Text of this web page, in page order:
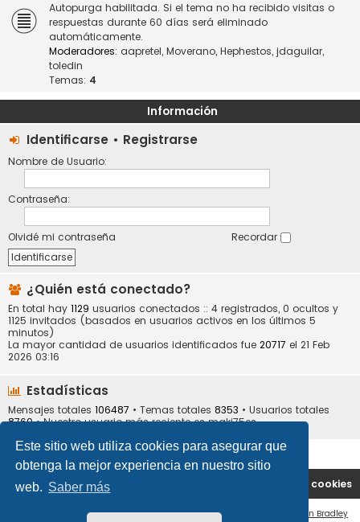
Este sitio web utiliza cookies para asegurar que
obtenga la mejor experiencia en nuestro sitio
web. Saber más
Autopurga habilitada. Si el tema no ha recibido visitas o
respuestas durante 60 días será eliminado
automáticamente.
Moderadores: aapretel, Moverano, Hephestos, jdaguilar,
toledin
Temas: 4
Información
Identificarse • Registrarse
Nombre de Usuario:
Contraseña:
Olvidé mi contraseña Recordar
¿Quién está conectado?
En total hay 1129 usuarios conectados :: 4 registrados, 0 ocultos y
1125 invitados (basados en usuarios activos en los últimos 5
minutos)
La mayor cantidad de usuarios identificados fue 20717 el 21 Feb
2026 03:16
Estadísticas
Mensajes totales 106487 • Temas totales 8353 • Usuarios totales
8769• Nuestro usuario más reciente esmaki75es
Portal Índice general Borrar cookies
Ian Bradley